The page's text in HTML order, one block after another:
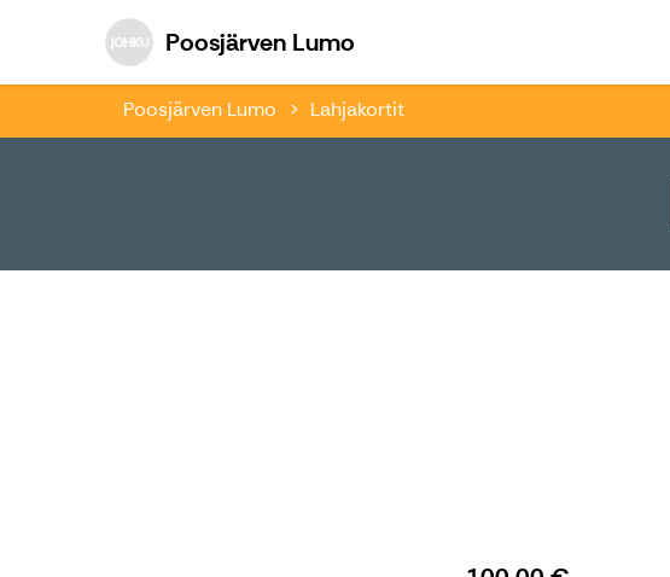
Poosjärven Lumo
Poosjärven Lumo Lahjakortit